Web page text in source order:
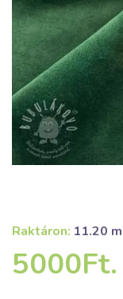
Raktáron: 11.20 m
5000Ft.